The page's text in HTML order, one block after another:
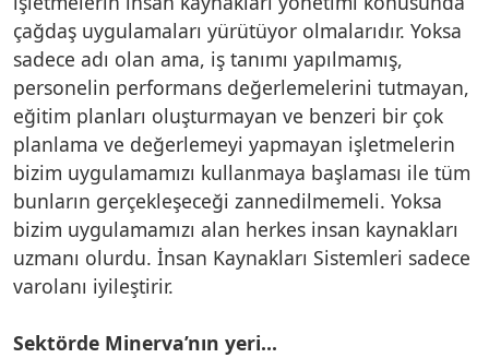
çağdaş uygulamaları yürütüyor olmalarıdır. Yoksa
sadece adı olan ama, iş tanımı yapılmamış,
personelin performans değerlemelerini tutmayan,
eğitim planları oluşturmayan ve benzeri bir çok
planlama ve değerlemeyi yapmayan işletmelerin
bizim uygulamamızı kullanmaya başlaması ile tüm
bunların gerçekleşeceği zannedilmemeli. Yoksa
bizim uygulamamızı alan herkes insan kaynakları
uzmanı olurdu. İnsan Kaynakları Sistemleri sadece
varolanı iyileştirir.
Sektörde Minerva’nın yeri...